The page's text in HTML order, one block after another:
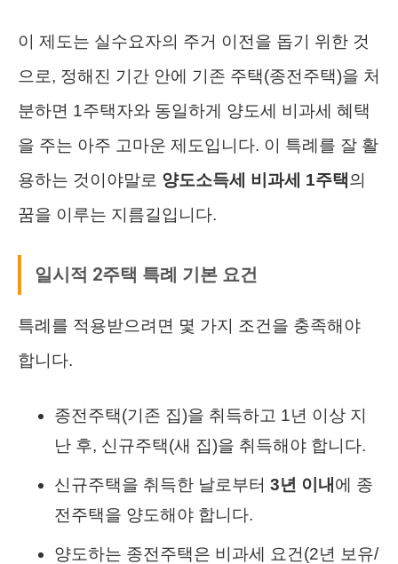
이 제도는 실수요자의 주거 이전을 돕기 위한 것
으로, 정해진 기간 안에 기존 주택(종전주택)을 처
분하면 1주택자와 동일하게 양도세 비과세 혜택
을 주는 아주 고마운 제도입니다. 이 특례를 잘 활
용하는 것이야말로 양도소득세 비과세 1주택의
꿈을 이루는 지름길입니다.
일시적 2주택 특례 기본 요건
특례를 적용받으려면 몇 가지 조건을 충족해야
합니다.
종전주택(기존 집)을 취득하고 1년 이상 지
난 후, 신규주택(새 집)을 취득해야 합니다.
신규주택을 취득한 날로부터 3년 이내 에 종
전주택을 양도해야 합니다.
양도하는 종전주택은 비과세 요건(2년 보유/